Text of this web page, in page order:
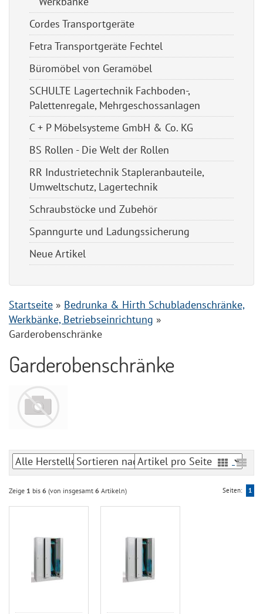
Cordes Transportgeräte
Fetra Transportgeräte Fechtel
Büromöbel von Geramöbel
SCHULTE Lagertechnik Fachboden-,
Palettenregale, Mehrgeschossanlagen
C + P Möbelsysteme GmbH & Co. KG
BS Rollen - Die Welt der Rollen
RR Industrietechnik Stapleranbauteile,
Umweltschutz, Lagertechnik
Schraubstöcke und Zubehör
Spanngurte und Ladungssicherung
Neue Artikel
Startseite » Bedrunka & Hirth Schubladenschränke,
Werkbänke, Betriebseinrichtung »
Garderobenschränke
Garderobenschränke
Zeige 1 bis 6 (von insgesamt 6 Artikeln) Seiten: 1